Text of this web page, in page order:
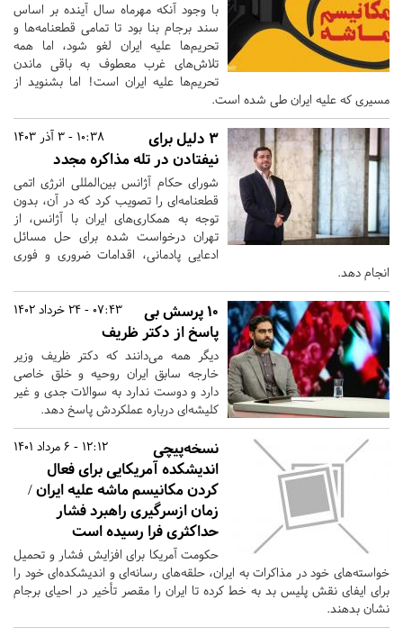
با وجود آنکه مهرماه سال آینده بر اساس
سند برجام بنا بود تا تمامی قطعنامه‌ها و
تحریم‌ها علیه ایران لغو شود، اما همه
تلاش‌های غرب معطوف به باقی ماندن
تحریم‌ها علیه ایران است! اما بشنوید از
مسیری که علیه ایران طی شده است‎.
10:38 - 3 آذر 1403
۳ دلیل برای
نیفتادن در تله مذاکره مجدد
شورای حکام آژانس بین‌المللی انرژی اتمی
قطعنامه‌ای را تصویب کرد که در آن، بدون
توجه به همکاری‌های ایران با آژانس، از
تهران درخواست شده برای حل مسائل
ادعایی پادمانی، اقدامات ضروری و فوری
انجام دهد.
07:43 - 24 خرداد 1402
10 پرسش بی‌
پاسخ از دکتر ظریف
دیگر همه می‌دانند که دکتر ظریف وزیر
خارجه سابق ایران روحیه و خلق خاصی
دارد و دوست ندارد به سوالات جدی و غیر
کلیشه‌ای درباره عملکردش پاسخ دهد.
12:12 - 6 مرداد 1401
نسخه‌پیچی
اندیشکده آمریکایی برای فعال
کردن مکانیسم ماشه علیه ایران /
زمان ازسرگیری راهبرد فشار
حداکثری فرا رسیده است
حکومت آمریکا برای افزایش فشار و تحمیل
خواسته‌های خود در مذاکرات به ایران، حلقه‌های رسانه‌ای و اندیشکده‌ای خود را
برای ایفای نقش پلیس بد به خط کرده تا ایران را مقصر تأخیر در احیای برجام
نشان بدهند.